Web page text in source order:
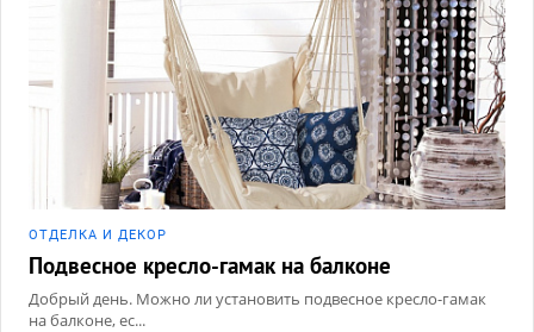
ОТДЕЛКА И ДЕКОР
Подвесное кресло-гамак на балконе
Добрый день. Можно ли установить подвесное кресло-гамак
на балконе, ес...